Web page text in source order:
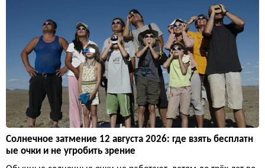
Солнечное затмение 12 августа 2026: где взять бесплатн
ые очки и не угробить зрение